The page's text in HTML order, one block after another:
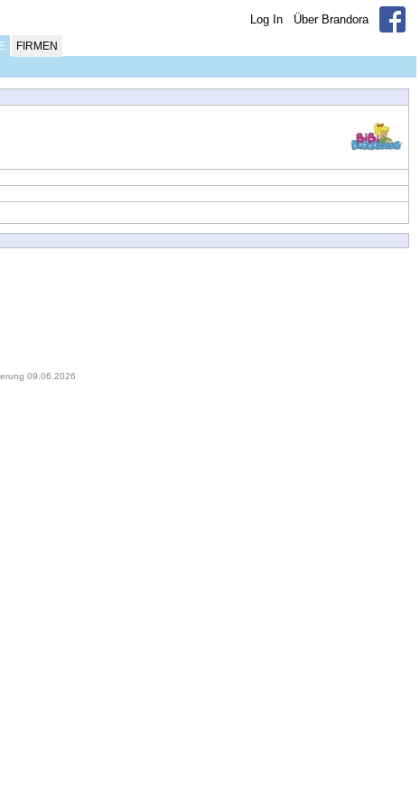
Log In Über Brandora
FIRMEN
09.06.2026